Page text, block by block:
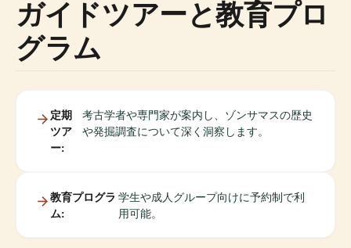
ガイドツアーと教育プロ
グラム
定期
ツア
ー:
考古学者や専門家が案内し、ゾンサマスの歴史
や発掘調査について深く洞察します。
教育プログラ
ム:
学生や成人グループ向けに予約制で利
用可能。